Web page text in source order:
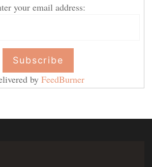
your email address:
by FeedBurner